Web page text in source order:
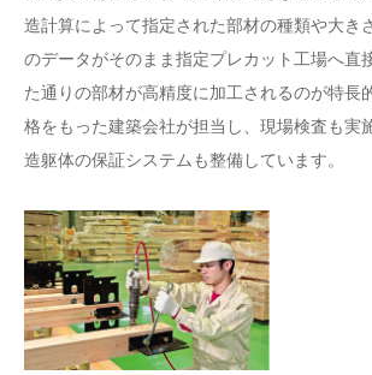
造計算によって指定された部材の種類や大き
のデータがそのまま指定プレカット工場へ直
た通りの部材が高精度に加工されるのが特長
格をもった建築会社が担当し、現場検査も実
造躯体の保証システムも整備しています。